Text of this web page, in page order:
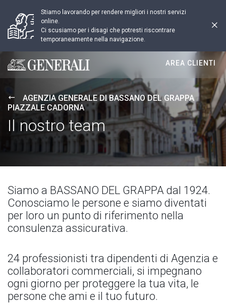
Stiamo lavorando per rendere migliori i nostri servizi
online.
Ci scusiamo per i disagi che potresti riscontrare
temporaneamente nella navigazione.
Generali logo
AREA CLIENTI
AGENZIA GENERALE DI BASSANO DEL GRAPPA
PIAZZALE CADORNA
Il nostro team
Siamo a BASSANO DEL GRAPPA dal 1924.
Conosciamo le persone e siamo diventati
per loro un punto di riferimento nella
consulenza assicurativa.
24 professionisti tra dipendenti di Agenzia e
collaboratori commerciali, si impegnano
ogni giorno per proteggere la tua vita, le
persone che ami e il tuo futuro.